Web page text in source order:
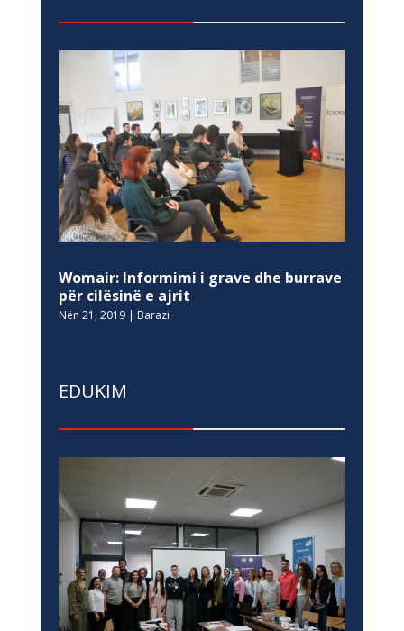
Womair: Informimi i grave dhe burrave
për cilësinë e ajrit
Nën 21, 2019| Barazi
EDUKIM